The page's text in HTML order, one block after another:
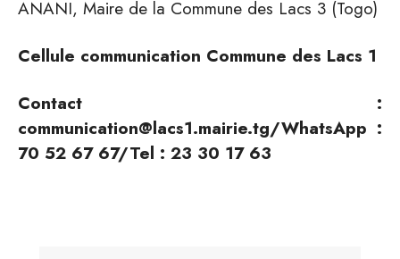
ANANI, Maire de la Commune des Lacs 3 (Togo)
Cellule communication Commune des Lacs 1
Contact :
communication@lacs1.mairie.tg/WhatsApp :
70 52 67 67/Tel : 23 30 17 63